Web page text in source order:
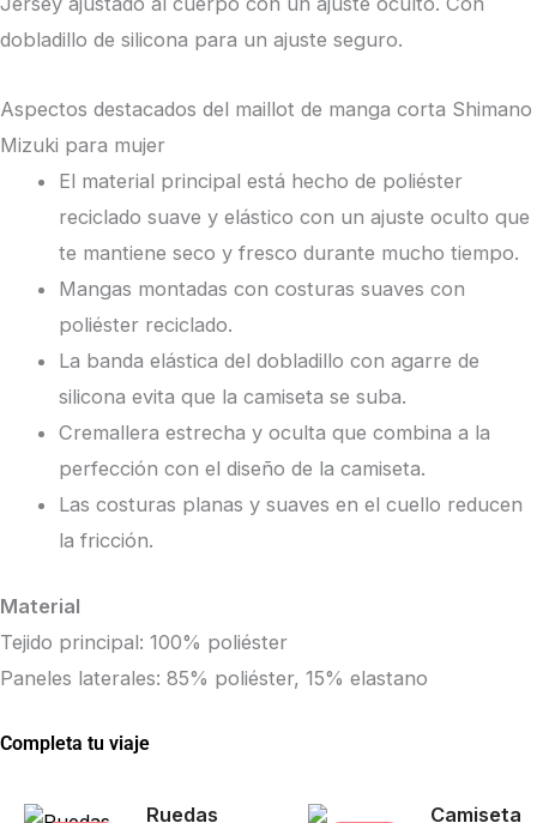
dobladillo de silicona para un ajuste seguro.
Aspectos destacados del maillot de manga corta Shimano
Mizuki para mujer
El material principal está hecho de poliéster
reciclado suave y elástico con un ajuste oculto que
te mantiene seco y fresco durante mucho tiempo.
Mangas montadas con costuras suaves con
poliéster reciclado.
La banda elástica del dobladillo con agarre de
silicona evita que la camiseta se suba.
Cremallera estrecha y oculta que combina a la
perfección con el diseño de la camiseta.
Las costuras planas y suaves en el cuello reducen
la fricción.
Material
Tejido principal: 100% poliéster
Paneles laterales: 85% poliéster, 15% elastano
Completa tu viaje
Ruedas
precio
precio
Camiseta